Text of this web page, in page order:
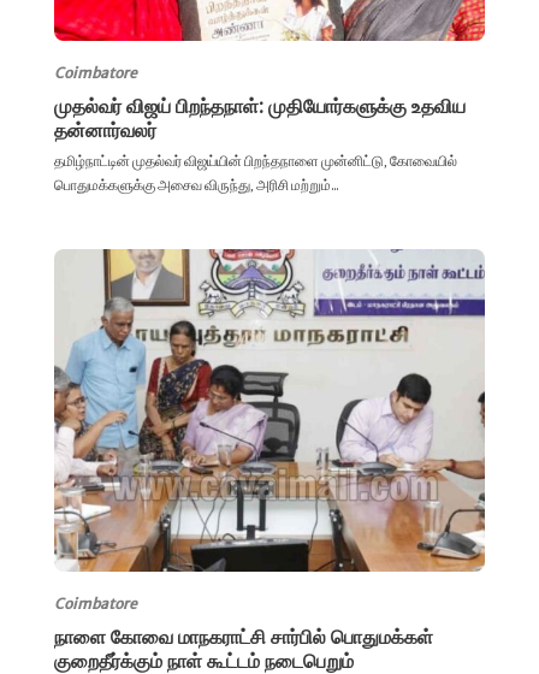
Coimbatore
முதல்வர் விஜய் பிறந்தநாள்: முதியோர்களுக்கு உதவிய
தன்னார்வலர்
​தமிழ்நாட்டின் முதல்வர் விஜய்யின் பிறந்தநாளை முன்னிட்டு, கோவையில்
பொதுமக்களுக்கு அசைவ விருந்து, அரிசி மற்றும்...
Coimbatore
நாளை கோவை மாநகராட்சி சார்பில் பொதுமக்கள்
குறைதீர்க்கும் நாள் கூட்டம் நடைபெறும்